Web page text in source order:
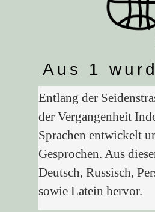
Aus 1
Entlang der
der Vergangenheit
Sprachen entwickelt
Gesprochen. Aus
Deutsch, Russisch,
sowie Latein hervor.